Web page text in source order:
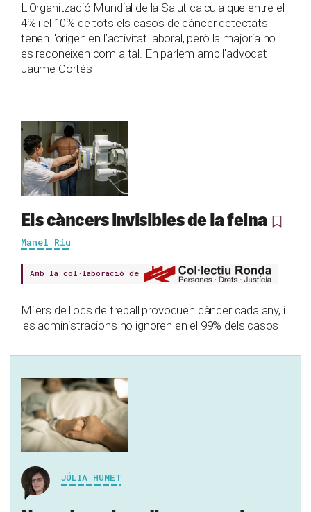
L'Organització Mundial de la Salut calcula que entre el
4% i el 10% de tots els casos de càncer detectats
tenen l'origen en l’activitat laboral, però la majoria no
es reconeixen com a tal. En parlem amb l'advocat
Jaume Cortés
Els càncers invisibles de la feina
Manel Riu
Amb la col·laboració de
Milers de llocs de treball provoquen càncer cada any, i
les administracions ho ignoren en el 99% dels casos
JÚLIA HUMET